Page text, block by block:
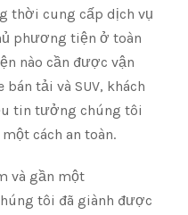
thời cung cấp dịch vụ
phương tiện ở toàn
nào cần được vận
tải và SUV, khách
tin tưởng chúng tôi
cách an toàn.
và gần một
tôi đã giành được